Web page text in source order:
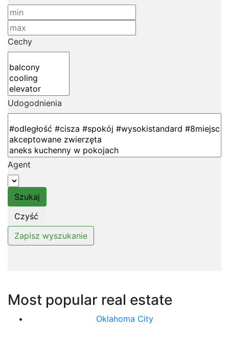
Cechy
Udogodnienia
Agent
Most popular real estate
Oklahoma City